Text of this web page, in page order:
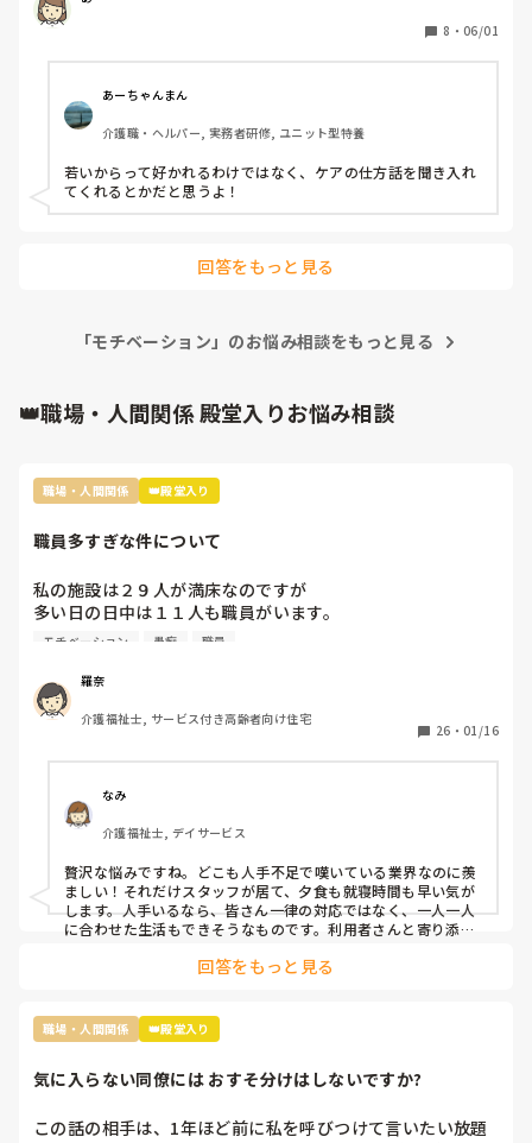
私はこのままできるかと疑心暗鬼です。
8 ・ 06/01
あーちゃんまん
介護職・ヘルパー, 実務者研修, ユニット型特養
若いからって好かれるわけではなく、ケアの仕方話を聞き入れ
てくれるとかだと思うよ！
回答をもっと見る
「モチベーション」のお悩み相談をもっと見る
👑職場・人間関係 殿堂入りお悩み相談
職場・人間関係 👑殿堂入り
職員多すぎな件について
私の施設は２９人が満床なのですが
多い日の日中は１１人も職員がいます。
なので暇すぎて仕事内容がないです。
掃除担当がされるのですが、介護側の職員のすることもない
ため廊下の掃除や壁拭き、手すり消毒などの掃除をしていま
す。
と思う仕事内容ってありますか？
不満なのは16時までの勤務の職員が多いので、16時〜18時
は2人です。17時夕食が提供されるのですが
早く食べてもらって18時までには全員寝てもらうんです。
モチベーション 愚痴 職員
羅奈
介護福祉士, サービス付き高齢者向け住宅
26 ・ 01/16
なみ
介護福祉士, デイサービス
贅沢な悩みですね。どこも人手不足で嘆いている業界なのに羨
ましい！それだけスタッフが居て、夕食も就寝時間も早い気が
します。人手いるなら、皆さん一律の対応ではなく、一人一人
に合わせた生活もできそうなものです。利用者さんと寄り添っ
トを開催したり、工作レクをしてみたり…やることを探せばい
できるか、今一度模索してみてはいかがでしょうか。
回答をもっと見る
職場・人間関係 👑殿堂入り
気に入らない同僚には おすそ分けはしないですか?
この話の相手は、1年ほど前に私を呼びつけて言いたい放題